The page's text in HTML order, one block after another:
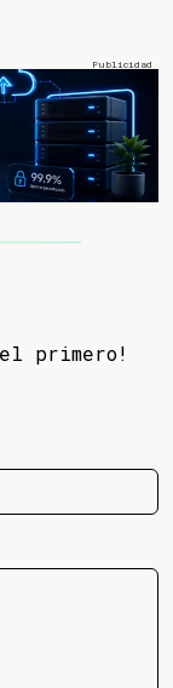
primero!